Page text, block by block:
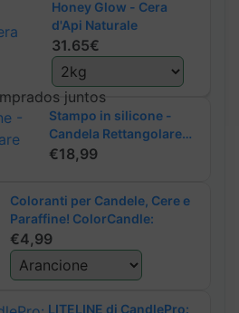
Honey Glow - Cera
d'Api Naturale
31.65€
Stampo in silicone -
Candela Rettangolare
CandleMold
€18,99
Coloranti per Candele, Cere e
Paraffine! ColorCandle:
€4,99
LITELINE di CandlePro: